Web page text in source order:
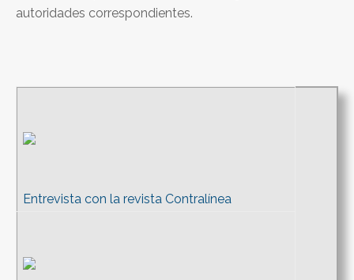
autoridades correspondientes.
Entrevista con la revista Contralínea